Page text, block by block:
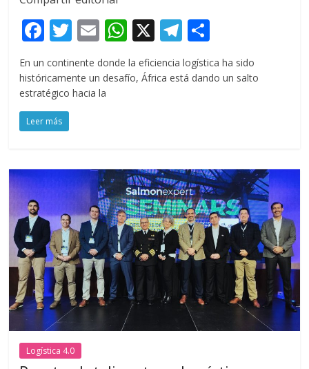
F
ac
e
b
o
o
k
T
w
itt
er
E
m
ai
l
W
h
at
p
X T
el
e
o
m
r
En un continente donde la eficiencia logística ha sido
históricamente un desafío, África está dando un salto
estratégico hacia la
Leer más
Logística 4.0